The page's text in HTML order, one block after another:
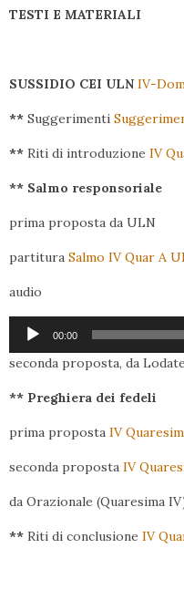
TESTI E MATERIALI
SUSSIDIO CEI ULN IV-
** Suggerimenti
** Riti di introduzione IV
** Salmo responsoriale
prima proposta da ULN
partitura Salmo IV Quar A
audio
Audio
Player
00:00
seconda proposta, da
** Preghiera dei fedeli
prima proposta IV
seconda proposta IV
da Orazionale (Quaresima
** Riti di conclusione IV